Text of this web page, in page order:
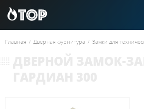
Главная / Дверная фурнитура / Замки для